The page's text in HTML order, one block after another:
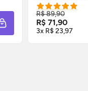
ADICIONAR À SACOLA
R$ 89,90
R$ 71,90
3x R$ 23,97